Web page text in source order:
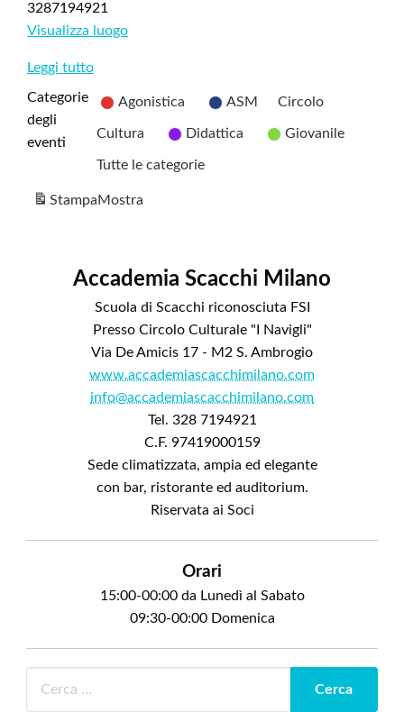
3287194921
Visualizza luogo
Leggi tutto
Categorie
degli
eventi
Agonistica ASM Circolo
Cultura Didattica Giovanile
Tutte le categorie
StampaMostra
Accademia Scacchi Milano
Scuola di Scacchi riconosciuta FSI
Presso Circolo Culturale "I Navigli"
Via De Amicis 17 - M2 S. Ambrogio
www.accademiascacchimilano.com
info@accademiascacchimilano.com
Tel. 328 7194921
C.F. 97419000159
Sede climatizzata, ampia ed elegante
con bar, ristorante ed auditorium.
Riservata ai Soci
Orari
15:00-00:00 da Lunedì al Sabato
09:30-00:00 Domenica